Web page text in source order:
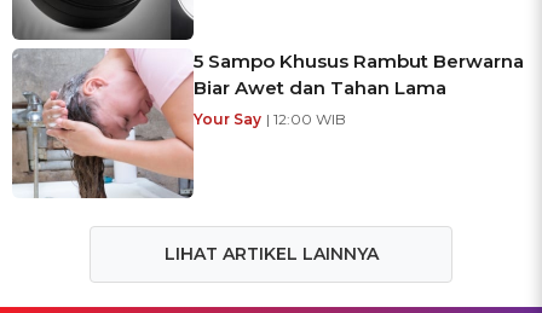
5 Sampo Khusus Rambut Berwarna
Biar Awet dan Tahan Lama
Your Say | 12:00 WIB
LIHAT ARTIKEL LAINNYA